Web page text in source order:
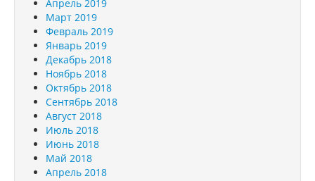
Апрель 2019
Март 2019
Февраль 2019
Январь 2019
Декабрь 2018
Ноябрь 2018
Октябрь 2018
Сентябрь 2018
Август 2018
Июль 2018
Июнь 2018
Май 2018
Апрель 2018